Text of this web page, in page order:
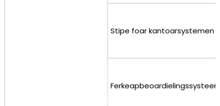
Stipe foar kantoarsystemen